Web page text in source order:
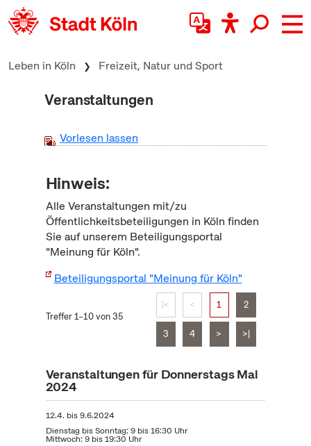
zum Inhalt springen
Leben in Köln Freizeit, Natur und Sport
Veranstaltungen
Vorlesen lassen
Hinweis:
Alle Veranstaltungen mit/zu
Öffentlichkeitsbeteiligungen in Köln finden
Sie auf unserem Beteiligungsportal
"Meinung für Köln".
Beteiligungsportal "Meinung für Köln"
Treffer 1–10 von 35
|< < 1 2
3 4 > >|
Veranstaltungen für Donnerstags Mai
2024
12.4. bis9.6.2024
Dienstag bis Sonntag: 9 bis 16:30 Uhr
Mittwoch: 9 bis 19:30 Uhr